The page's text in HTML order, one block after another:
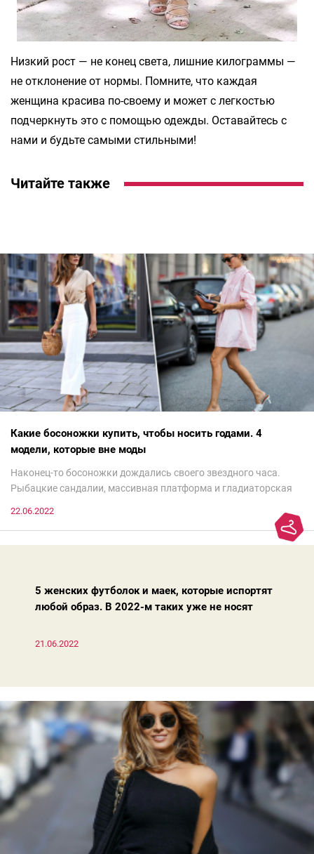
Низкий рост — не конец света, лишние килограммы —
не отклонение от нормы. Помните, что каждая
женщина красива по-своему и может с легкостью
подчеркнуть это с помощью одежды. Оставайтесь с
нами и будьте самыми стильными!
Читайте также
Какие босоножки купить, чтобы носить годами. 4
модели, которые вне моды
Наконец-то босоножки дождались своего звездного часа.
Рыбацкие сандалии, массивная платформа и гладиаторская
модно, совсем не обязательно бежать за ними в магазин.
Достаточно лишь провести ревизию прошлогодних покупок.
22.06.2022
5 женских футболок и маек, которые испортят
любой образ. В 2022-м таких уже не носят
21.06.2022